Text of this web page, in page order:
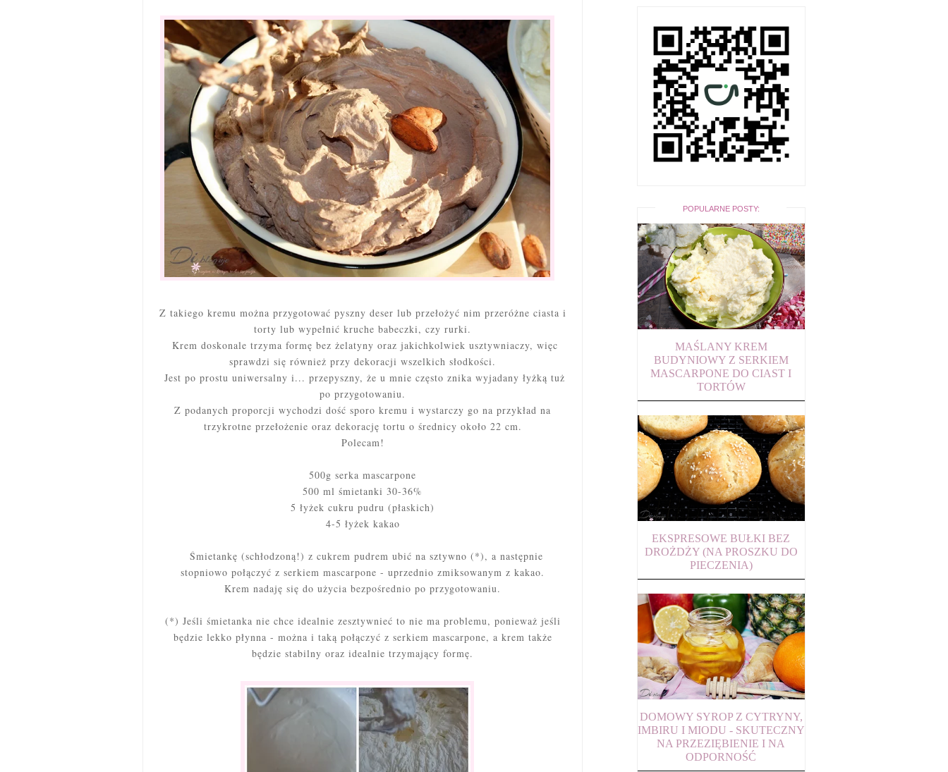
Z takiego kremu można przygotować pyszny deser lub przełożyć nim przeróżne ciasta i
torty lub wypełnić kruche babeczki, czy rurki.
Krem doskonale trzyma formę bez żelatyny oraz jakichkolwiek usztywniaczy, więc
sprawdzi się również przy dekoracji wszelkich słodkości.
Jest po prostu uniwersalny i... przepyszny, że u mnie często znika wyjadany łyżką tuż
po przygotowaniu.
Z podanych proporcji wychodzi dość sporo kremu i wystarczy go na przykład na
trzykrotne przełożenie oraz dekorację tortu o średnicy około 22 cm.
Polecam!
500g serka mascarpone
500 ml śmietanki 30-36%
5 łyżek cukru pudru (płaskich)
4-5 łyżek kakao
Śmietankę (schłodzoną!) z cukrem pudrem ubić na sztywno (*), a następnie
stopniowo połączyć z serkiem mascarpone - uprzednio zmiksowanym z kakao.
Krem nadaję się do użycia bezpośrednio po przygotowaniu.
(*) Jeśli śmietanka nie chce idealnie zesztywnieć to nie ma problemu, ponieważ jeśli
będzie lekko płynna - można i taką połączyć z serkiem mascarpone, a krem także
będzie stabilny oraz idealnie trzymający formę.
POPULARNE POSTY:
MAŚLANY KREM
BUDYNIOWY Z SERKIEM
MASCARPONE DO CIAST I
TORTÓW
EKSPRESOWE BUŁKI BEZ
DROŻDŻY (NA PROSZKU DO
PIECZENIA)
DOMOWY SYROP Z CYTRYNY,
IMBIRU I MIODU - SKUTECZNY
NA PRZEZIĘBIENIE I NA
ODPORNOŚĆ